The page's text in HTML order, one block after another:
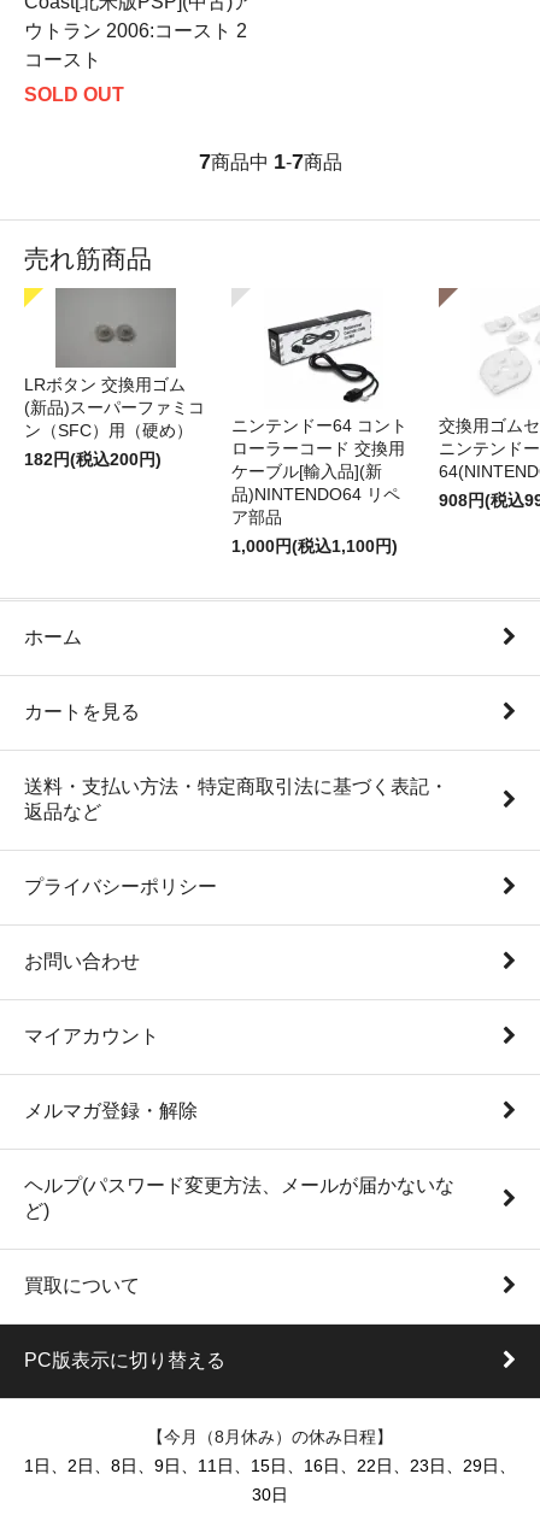
ウトラン 2006:コースト 2
コースト
SOLD OUT
7商品中 1-7商品
売れ筋商品
LRボタン 交換用ゴム
(新品)スーパーファミコ
ン（SFC）用（硬め）
182円(税込200円)
ニンテンドー64 コント
ローラーコード 交換用
ケーブル[輸入品](新
品)NINTENDO64 リペ
ア部品
1,000円(税込1,100円)
交換用ゴム
ニンテンドー
908円(税込
ホーム
カートを見る
送料・支払い方法・特定商取引法に基づく表記・
返品など
プライバシーポリシー
お問い合わせ
マイアカウント
メルマガ登録・解除
ヘルプ(パスワード変更方法、メールが届かないな
ど)
買取について
PC版表示に切り替える
【今月（8月休み）の休み日程】
1日、2日、8日、9日、11日、15日、16日、22日、23日、29日、
30日